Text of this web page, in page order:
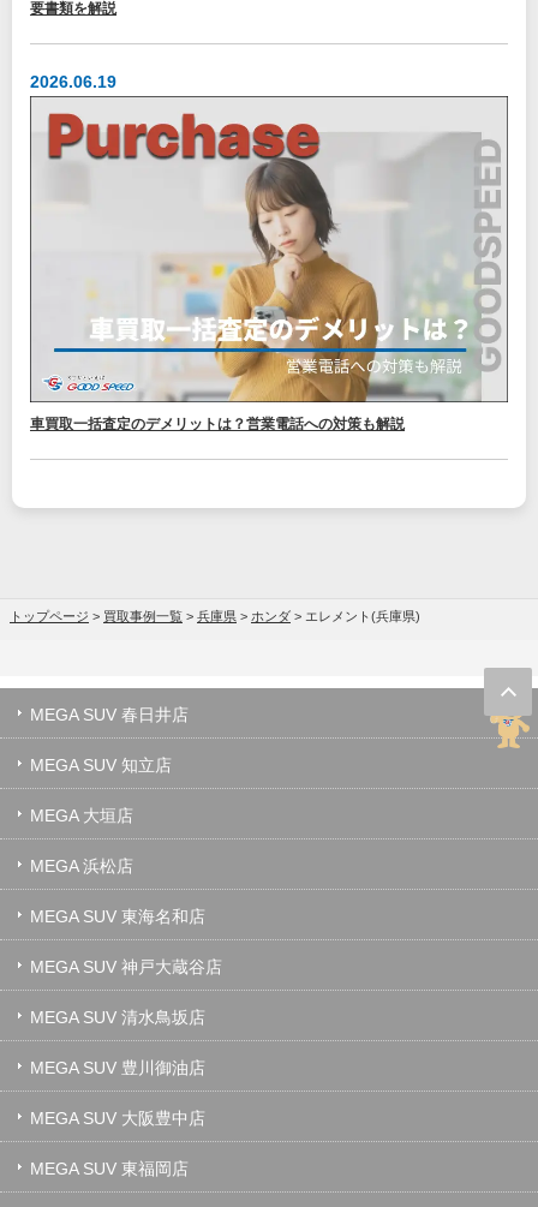
要書類を解説
2026.06.19
車買取一括査定のデメリットは？営業電話への対策も解説
トップページ > 買取事例一覧 > 兵庫県 > ホンダ > エレメント(兵庫県)
MEGA SUV 春日井店
MEGA SUV 知立店
MEGA 大垣店
MEGA 浜松店
MEGA SUV 東海名和店
MEGA SUV 神戸大蔵谷店
MEGA SUV 清水鳥坂店
MEGA SUV 豊川御油店
MEGA SUV 大阪豊中店
MEGA SUV 東福岡店